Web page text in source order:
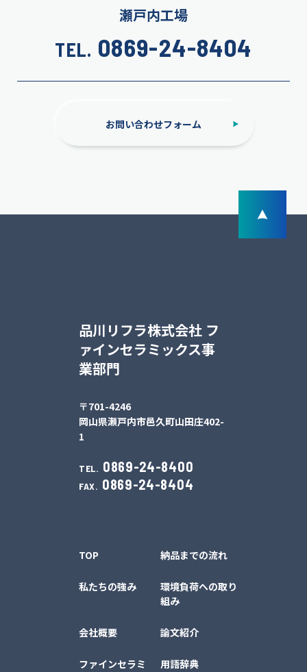
瀬戸内工場
TEL. 0869-24-8404
お問い合わせフォーム
品川リフラ株式会社 フ
ァインセラミックス事
業部門
〒701-4246
岡山県瀬戸内市邑久町山田庄402-
1
TEL. 0869-24-8400
FAX. 0869-24-8404
TOP 納品までの流れ
私たちの強み
環境負荷への取り
組み
会社概要 論文紹介
ファインセラミ
用語辞典